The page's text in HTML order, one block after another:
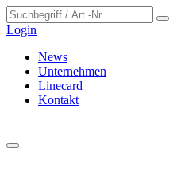
Login
News
Unternehmen
Linecard
Kontakt
Cookie-Einstellungen